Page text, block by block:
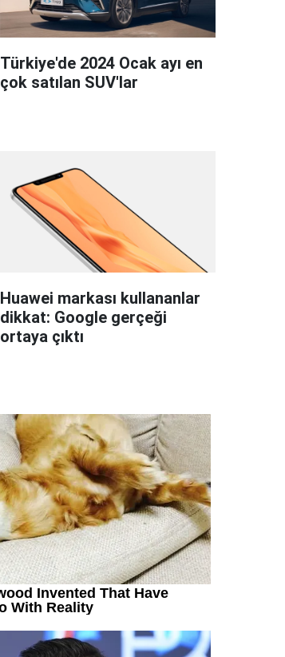
Türkiye'de 2024 Ocak ayı en
çok satılan SUV'lar
Huawei markası kullananlar
dikkat: Google gerçeği
ortaya çıktı